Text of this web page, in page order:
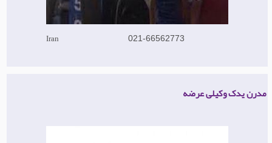
Iran 021-66562773
مدرن یدک وکیلی عرضه